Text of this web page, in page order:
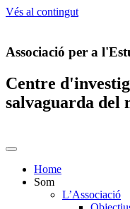
Vés al contingut
Associació per a
Centre
salvaguarda del
Home
Som
L’Associació